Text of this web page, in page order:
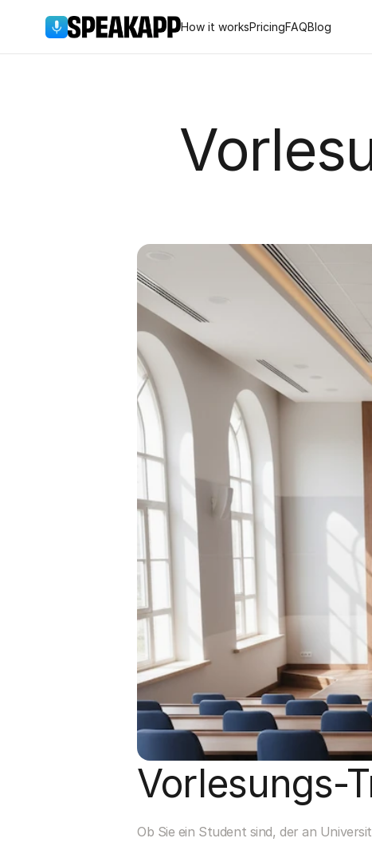
How it worksPricingFAQBlog
Vorlesungs-
Ob Sie ein Student sind, der an